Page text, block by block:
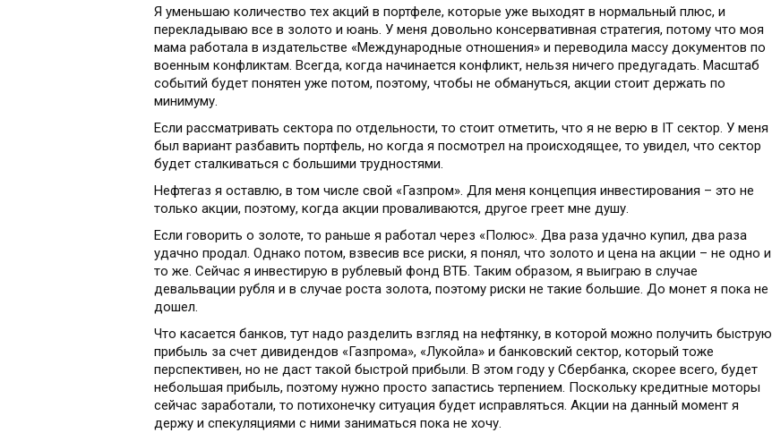
Я уменьшаю количество тех акций в портфеле, которые уже выходят в нормальный плюс, и
перекладываю все в золото и юань. У меня довольно консервативная стратегия, потому что моя
мама работала в издательстве «Международные отношения» и переводила массу документов по
военным конфликтам. Всегда, когда начинается конфликт, нельзя ничего предугадать. Масштаб
событий будет понятен уже потом, поэтому, чтобы не обмануться, акции стоит держать по
минимуму.
Если рассматривать сектора по отдельности, то стоит отметить, что я не верю в IT сектор. У меня
был вариант разбавить портфель, но когда я посмотрел на происходящее, то увидел, что сектор
будет сталкиваться с большими трудностями.
Нефтегаз я оставлю, в том числе свой «Газпром». Для меня концепция инвестирования – это не
только акции, поэтому, когда акции проваливаются, другое греет мне душу.
Если говорить о золоте, то раньше я работал через «Полюс». Два раза удачно купил, два раза
удачно продал. Однако потом, взвесив все риски, я понял, что золото и цена на акции – не одно и
то же. Сейчас я инвестирую в рублевый фонд ВТБ. Таким образом, я выиграю в случае
девальвации рубля и в случае роста золота, поэтому риски не такие большие. До монет я пока не
дошел.
Что касается банков, тут надо разделить взгляд на нефтянку, в которой можно получить быструю
прибыль за счет дивидендов «Газпрома», «Лукойла» и банковский сектор, который тоже
перспективен, но не даст такой быстрой прибыли. В этом году у Сбербанка, скорее всего, будет
небольшая прибыль, поэтому нужно просто запастись терпением. Поскольку кредитные моторы
сейчас заработали, то потихонечку ситуация будет исправляться. Акции на данный момент я
держу и спекуляциями с ними заниматься пока не хочу.